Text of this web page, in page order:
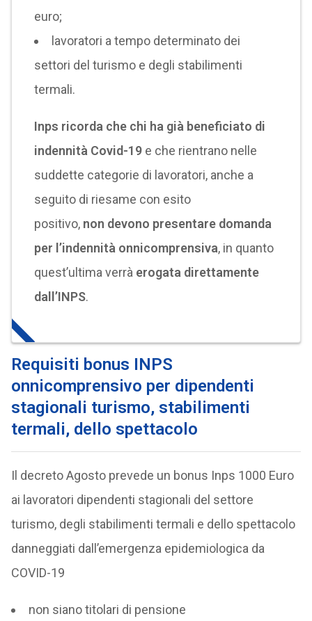
euro;
lavoratori a tempo determinato dei
settori del turismo e degli stabilimenti
termali.
Inps ricorda che chi ha già beneficiato di
indennità Covid-19e che rientrano nelle
suddette categorie di lavoratori, anche a
seguito di riesame con esito
positivo, non devono presentare domanda
per l’indennità onnicomprensiva, in quanto
quest’ultima verrà erogata direttamente
dall’INPS.
Requisiti bonus INPS
onnicomprensivo per dipendenti
stagionali turismo, stabilimenti
termali, dello spettacolo
Il decreto Agosto prevede un bonus Inps 1000 Euro
ai lavoratori dipendenti stagionali del settore
turismo, degli stabilimenti termali e dello spettacolo
danneggiati dall’emergenza epidemiologica da
COVID-19
non siano titolari di pensione